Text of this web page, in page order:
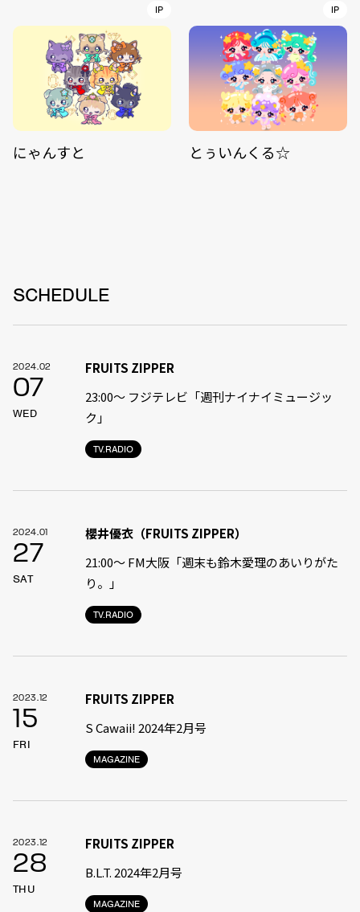
IP
にゃんすと
IP
とぅいんくる☆
SCHEDULE
2024.02
07
WED
TV.RADIO
FRUITS ZIPPER
23:00〜 フジテレビ「週刊ナイナイミュージッ
ク」
2024.01
27
SAT
TV.RADIO
櫻井優衣（FRUITS ZIPPER）
21:00〜 FM大阪「週末も鈴木愛理のあいりがた
り。」
2023.12
15
FRI
MAGAZINE
FRUITS ZIPPER
S Cawaii! 2024年2月号
2023.12
28
THU
MAGAZINE
FRUITS ZIPPER
B.L.T. 2024年2月号